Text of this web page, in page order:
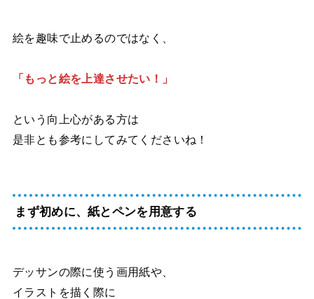
絵を趣味で止めるのではなく、
「もっと絵を上達させたい！」
という向上心がある方は
是非とも参考にしてみてくださいね！
まず初めに、紙とペンを用意する
デッサンの際に使う画用紙や、
イラストを描く際に